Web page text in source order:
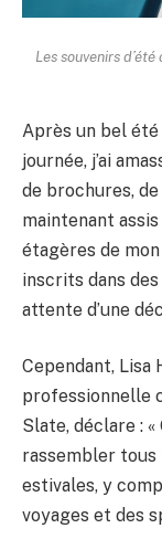
Les souvenirs
Après un bel été
journée, j’ai
de brochures,
maintenant
étagères de
inscrits dans
attente d’une
Cependant,
professionnelle
Slate, déclare :
rassembler tous
estivales, y
voyages et des